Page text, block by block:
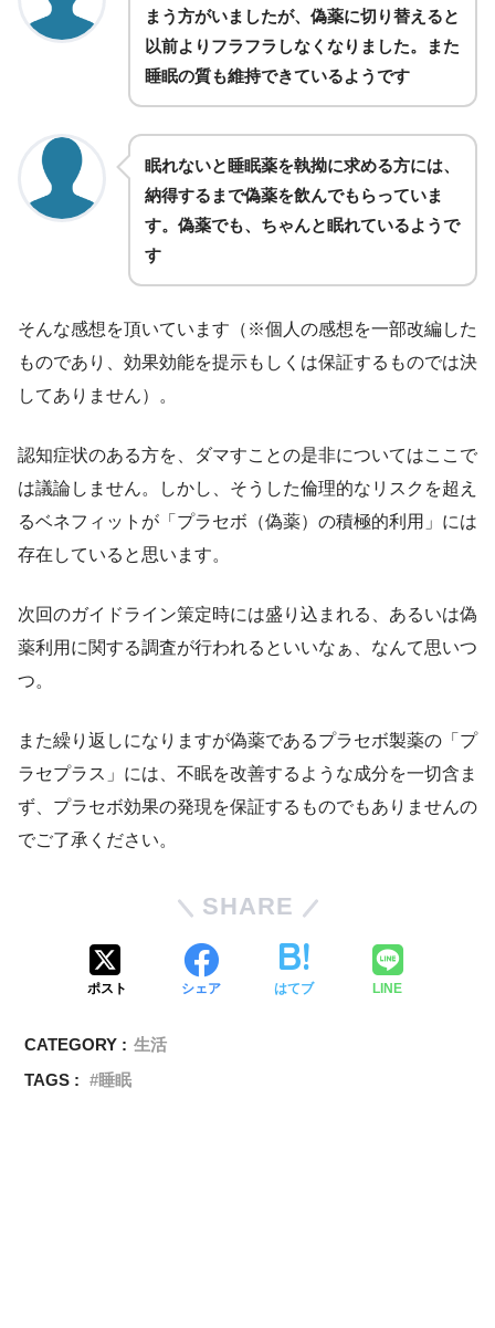
まう方がいましたが、偽薬に切り替えると
以前よりフラフラしなくなりました。また
睡眠の質も維持できているようです
眠れないと睡眠薬を執拗に求める方には、
納得するまで偽薬を飲んでもらっていま
す。偽薬でも、ちゃんと眠れているようで
す
そんな感想を頂いています（※個人の感想を一部改編した
ものであり、効果効能を提示もしくは保証するものでは決
してありません）。
認知症状のある方を、ダマすことの是非についてはここで
は議論しません。しかし、そうした倫理的なリスクを超え
るベネフィットが「プラセボ（偽薬）の積極的利用」には
存在していると思います。
次回のガイドライン策定時には盛り込まれる、あるいは偽
薬利用に関する調査が行われるといいなぁ、なんて思いつ
つ。
また繰り返しになりますが偽薬であるプラセボ製薬の「プ
ラセプラス」には、不眠を改善するような成分を一切含ま
ず、プラセボ効果の発現を保証するものでもありませんの
でご了承ください。
SHARE
ポスト シェア はてブ LINE
CATEGORY : 生活
TAGS :
睡眠